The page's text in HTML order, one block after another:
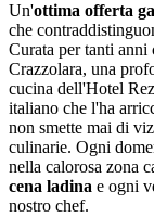
Un'ottima offerta
che
Curata per tanti anni
Crazzolara, una
cucina dell'Hotel
italiano che l'ha
non smette mai di
culinarie. Ogni
nella calorosa zona
cena ladina e ogni
nostro chef.